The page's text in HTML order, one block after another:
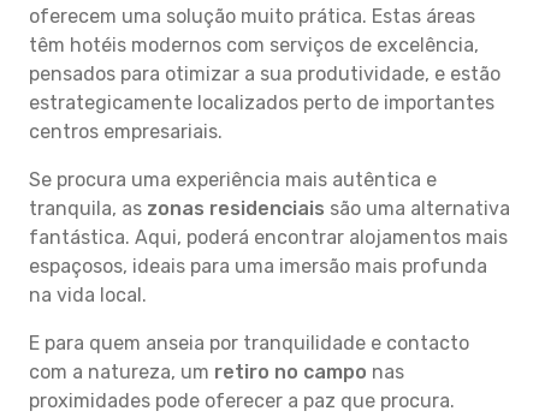
oferecem uma solução muito prática. Estas áreas
têm hotéis modernos com serviços de excelência,
pensados para otimizar a sua produtividade, e estão
estrategicamente localizados perto de importantes
centros empresariais.
Se procura uma experiência mais autêntica e
tranquila, as zonas residenciais são uma alternativa
fantástica. Aqui, poderá encontrar alojamentos mais
espaçosos, ideais para uma imersão mais profunda
na vida local.
E para quem anseia por tranquilidade e contacto
com a natureza, um retiro no campo nas
proximidades pode oferecer a paz que procura.